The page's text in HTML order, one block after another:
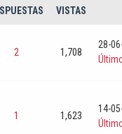
VISTAS
2 1,708
28-
1 1,623
14-